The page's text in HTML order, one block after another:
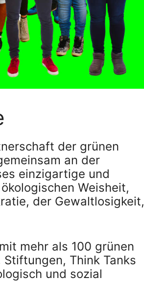
der grünen
an der
einzigartige und
Weisheit,
der Gewaltlosigkeit,
mehr als 100 grünen
Think Tanks
und sozial